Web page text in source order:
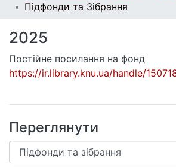
Підфонди та Зібрання
2025
Постійне посилання на фонд
https://ir.library.knu.ua/handle/
Переглянути